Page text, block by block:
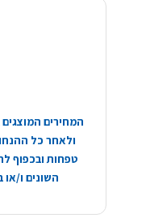
המחירים
ולאחר כל
טפחות ובכפוף
השונים ו/או